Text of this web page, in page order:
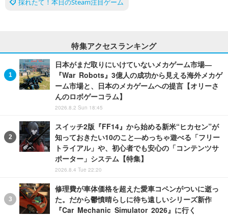
採れたて！本日のSteam注目ゲーム
特集アクセスランキング
日本がまだ取りにいけていないメカゲーム市場―
『War Robots』3億人の成功から見える海外メカゲ
ーム市場と、日本のメカゲームへの提言【オリーさ
んのロボゲーコラム】
2026.8.2 Sun 18:45
スイッチ2版『FF14』から始める新米“ヒカセン”が
知っておきたい10のこと―めっちゃ遊べる「フリー
トライアル」や、初心者でも安心の「コンテンツサ
ポーター」システム【特集】
2026.8.4 Tue 22:20
修理費が車体価格を超えた愛車コペンがついに逝っ
た。だから鬱憤晴らしに待ち遠しいシリーズ新作
『Car Mechanic Simulator 2026』に行く